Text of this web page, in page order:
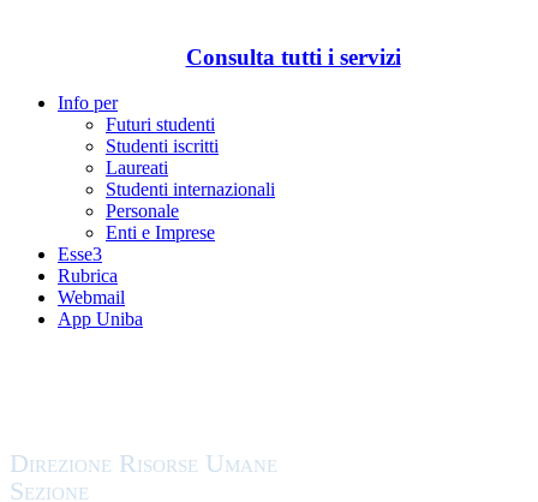
Consulta tutti i servizi
Info per
Futuri studenti
Studenti iscritti
Laureati
Studenti internazionali
Personale
Enti e Imprese
Esse3
Rubrica
Webmail
App Uniba